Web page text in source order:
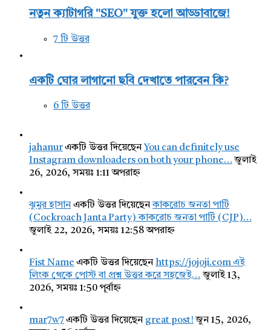
নতুন ক্যাটাগরি "SEO" যুক্ত হলো আড্ডাবাজে!
7 টি উত্তর
একটি ঘোর লাগানো ছবি দেখাতে পারবেন কি?
6 টি উত্তর
jahanurএকটি উত্তর দিয়েছেন You can definitely use
Instagram downloaders on both your phone… জুলাই
26, 2026, সময়ঃ 1:11 অপরাহ্ন
ঝুমুর হাসানএকটি উত্তর দিয়েছেনকাকরোচ জনতা পার্টি
(Cockroach Janta Party) কাকরোচ জনতা পার্টি (CJP)…
জুলাই 22, 2026, সময়ঃ 12:58 অপরাহ্ন
Fist Name একটি উত্তর দিয়েছেন https://jojoji.com এই
লিংক থেকে পোস্ট বা প্রশ্ন উত্তর করে সহজেই… জুলাই 13,
2026, সময়ঃ 1:50 পূর্বাহ্ন
mar7w7একটি উত্তর দিয়েছেন great post! জুন 15, 2026,